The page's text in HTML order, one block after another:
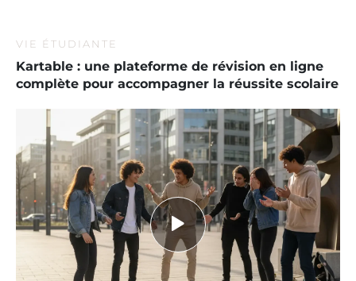
VIE ÉTUDIANTE
Kartable : une plateforme de révision en ligne
complète pour accompagner la réussite scolaire